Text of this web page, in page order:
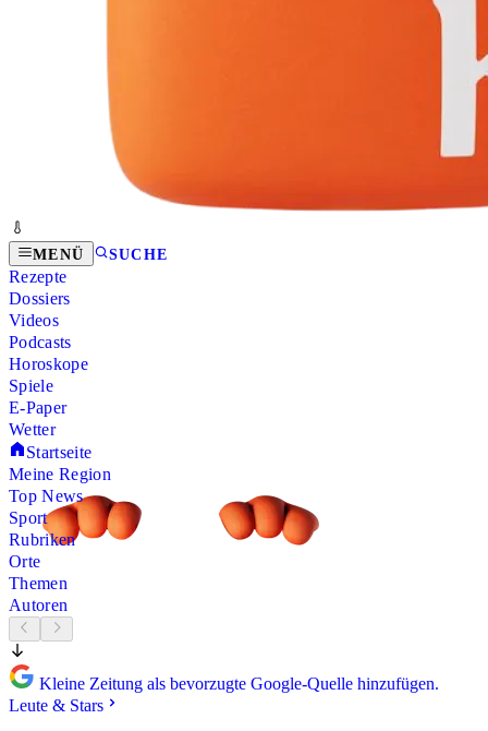
MENÜ SUCHE
Rezepte
Dossiers
Videos
Podcasts
Horoskope
Spiele
E-Paper
Wetter
Startseite
Meine Region
Top News
Sport
Rubriken
Orte
Themen
Autoren
Kleine Zeitung als bevorzugte Google-Quelle hinzufügen.
Leute & Stars